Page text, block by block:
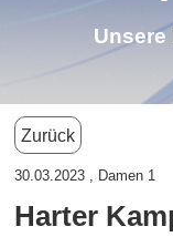
Unsere
Zurück
30.03.2023 , Damen 1
Harter